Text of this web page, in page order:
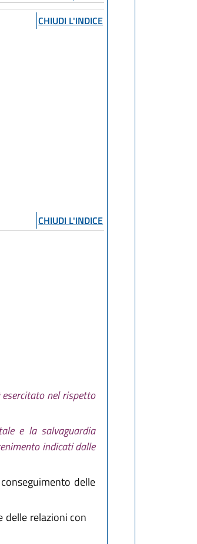
CHIUDI L'INDICE
CHIUDI L'INDICE
nel rispetto
e la salvaguardia
indicati dalle
delle
delle relazioni con